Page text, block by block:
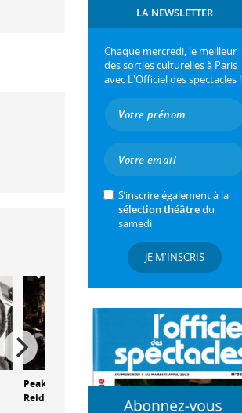
Peaks et Roman
Reidid
LA NEWSLETTER
Chaque mercredi, le meilleur
des sorties culturelles à Paris
avec L'Officiel des spectacles !
S’inscrire également à la
sélection théâtredu
samedi
JE M'INSCRIS